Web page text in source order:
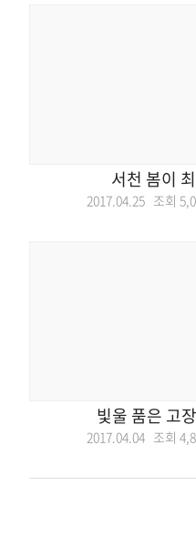
서천 봄이
2017.04.25 조회
빛울 품은 고
2017.04.04 조회